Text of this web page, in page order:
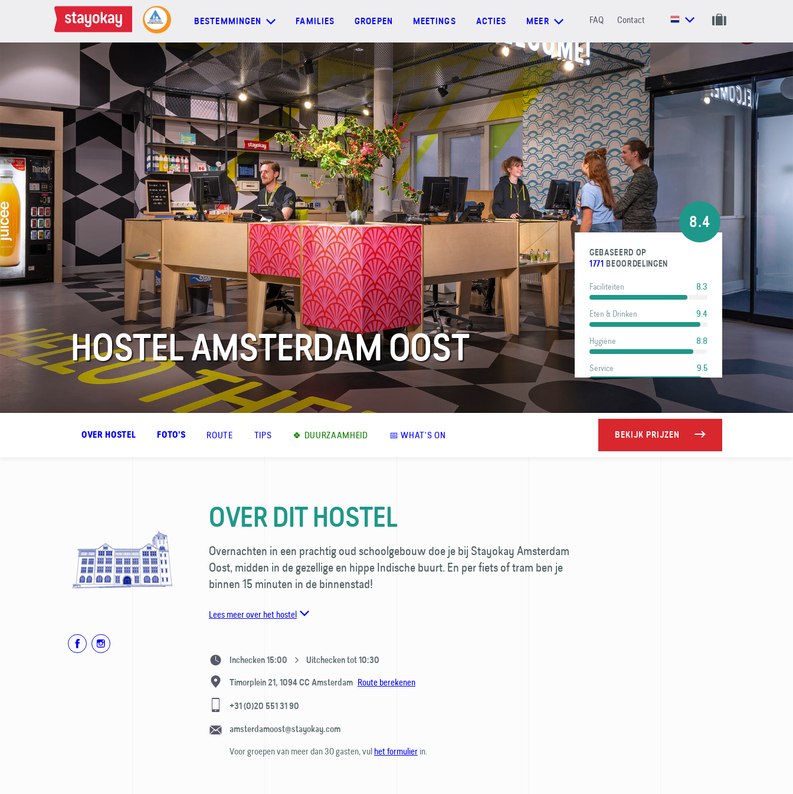
BESTEMMINGEN FAMILIES GROEPEN MEETINGS ACTIES MEER FAQ Contact
BESTEMMINGEN
FAMILIES
GROEPEN
MEETINGS
ACTIES
MEER
FAQ
Contact
HOSTEL AMSTERDAM OOST
8.4
GEBASEERD OP
1771 BEOORDELINGEN
Faciliteiten 8.3
Eten & Drinken 9.4
Hygiëne 8.8
Service 9.5
Prijs 8
OVER HOSTEL FOTO'S ROUTE TIPS 🍀 DUURZAAMHEID 📅 WHAT'S ON BEKIJK PRIJZEN
OVER DIT HOSTEL
Overnachten in een prachtig oud schoolgebouw doe je bij Stayokay Amsterdam
Oost, midden in de gezellige en hippe Indische buurt. En per fiets of tram ben je
binnen 15 minuten in de binnenstad!
Lees meer over het hostel
Inchecken 15:00 Uitchecken tot 10:30
Timorplein 21, 1094 CC Amsterdam Route berekenen
+31 (0)20 551 31 90
amsterdamoost@stayokay.com
Voor groepen van meer dan 30 gasten, vulhet formulierin.